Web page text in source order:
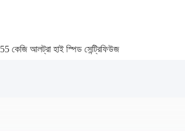
55 কেজি আলট্রা হাই স্পিড সেন্ট্রিফিউজ